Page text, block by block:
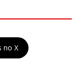
no X